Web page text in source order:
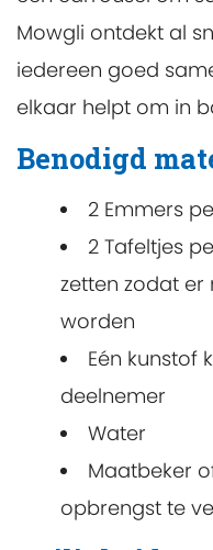
Mowgli ontdekt al
iedereen goed
elkaar helpt om in
Benodigd
2 Emmers
2 Tafeltjes
zetten zodat
worden
Eén kunstof
deelnemer
Water
Maatbeker
opbrengst te